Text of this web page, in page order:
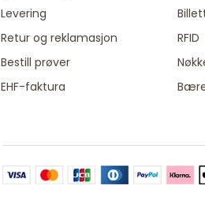
Levering
Retur og reklamasjon
Bestill prøver
EHF-faktura
RFID